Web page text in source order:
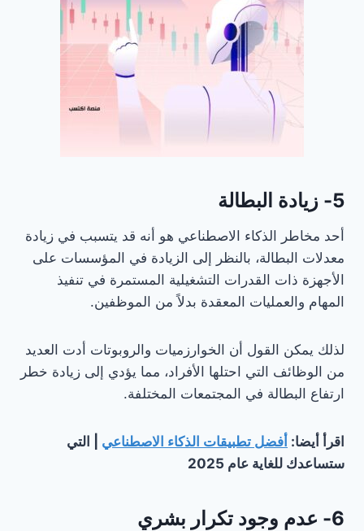
5- زيادة البطالة
أحد مخاطر الذكاء الاصطناعي هو أنه قد يتسبب في زيادة
معدلات البطالة، بالنظر إلى الزيادة في المؤسسات على
الأجهزة ذات القدرات التشغيلية المستمرة في تنفيذ
المهام والعمليات المعقدة بدلاً من الموظفين.
لذلك يمكن القول أن الخوارزميات والروبوتات أدت العديد
من الوظائف التي احتلها الأفراد، مما يؤدي إلى زيادة خطر
ارتفاع البطالة في المجتمعات المختلفة.
اقرأ أيضا: أفضل تطبيقات الذكاء الاصطناعي | التي
ستساعدك للغاية عام 2025
6- عدم وجود تكرار بشري